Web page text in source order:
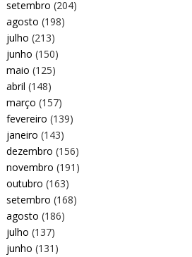
setembro (204)
agosto (198)
julho (213)
junho (150)
maio (125)
abril (148)
março (157)
fevereiro (139)
janeiro (143)
dezembro (156)
novembro (191)
outubro (163)
setembro (168)
agosto (186)
julho (137)
junho (131)